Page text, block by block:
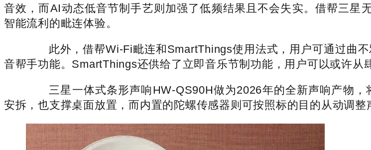
音效，而AI动态低音节制手艺则加强了低频结果且不会失实。借帮三星
智能流利的毗连体验。
此外，借帮Wi-Fi毗连和SmartThings使用法式，用户可通过曲不
音帮手功能。SmartThings还供给了立即音乐节制功能，用户可以或许从
三星一体式条形声响HW-QS90H做为2026年的全新声响产物，
安拆，也支撑桌面放置，而内置的陀螺传感器则可按照标的目的从动调整